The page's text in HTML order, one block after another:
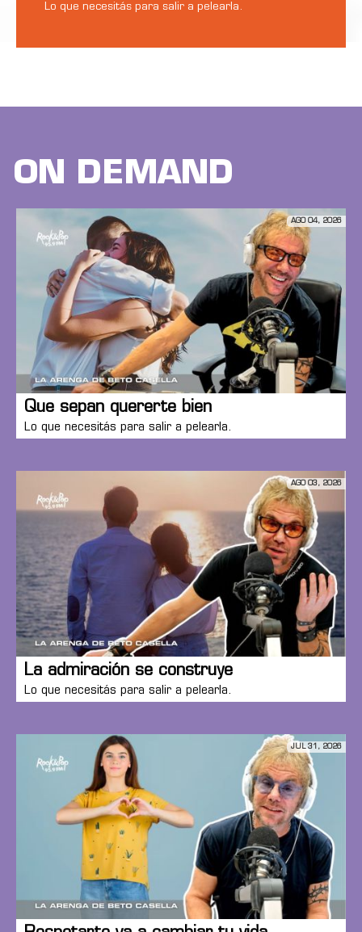
Lo que necesitás para salir a pelearla.
ON DEMAND
AGO 04, 2026
Que sepan quererte bien
Lo que necesitás para salir a pelearla.
AGO 03, 2026
La admiración se construye
Lo que necesitás para salir a pelearla.
JUL 31, 2026